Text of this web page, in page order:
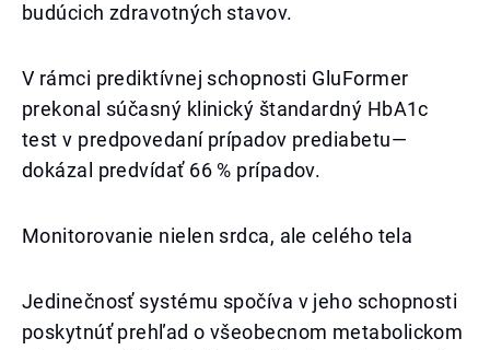
budúcich zdravotných stavov.
V rámci prediktívnej schopnosti GluFormer
prekonal súčasný klinický štandardný HbA1c
test v predpovedaní prípadov prediabetu—
dokázal predvídať 66 % prípadov.
Monitorovanie nielen srdca, ale celého tela
Jedinečnosť systému spočíva v jeho schopnosti
poskytnúť prehľad o všeobecnom metabolickom